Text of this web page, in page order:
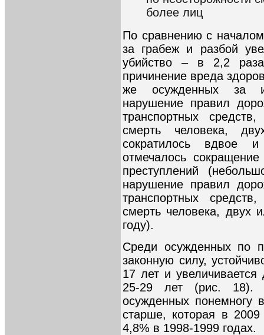
более лиц
По сравнению с
за грабеж и разбой
убийство – в 2,2
причинение вреда
же осужденных за
нарушение правил
транспортных
смерть человека,
сократилось вдвое
отмечалось
преступлений
нарушение правил
транспортных
смерть человека, двух
году).
Среди осужденных по
законную силу,
17 лет и
25-29 лет (рис. 18).
осужденных понемногу
старше, которая в
4,8% в 1998-1999 годах.